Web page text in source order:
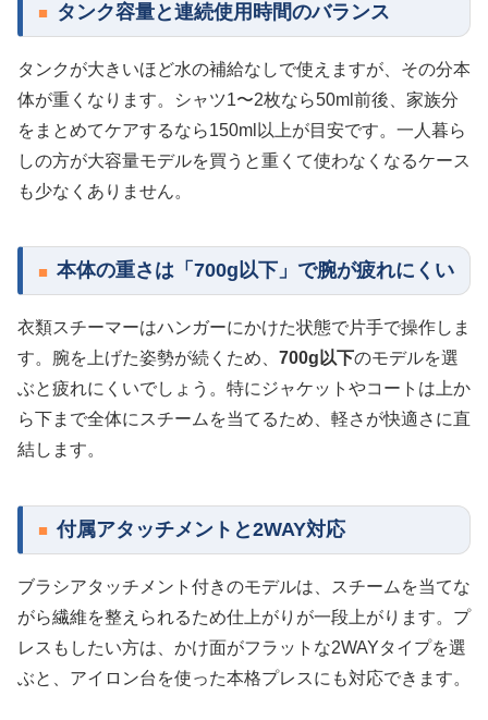
タンク容量と連続使用時間のバランス
タンクが大きいほど水の補給なしで使えますが、その分本
体が重くなります。シャツ1〜2枚なら50ml前後、家族分
をまとめてケアするなら150ml以上が目安です。一人暮ら
しの方が大容量モデルを買うと重くて使わなくなるケース
も少なくありません。
本体の重さは「700g以下」で腕が疲れにくい
衣類スチーマーはハンガーにかけた状態で片手で操作しま
す。腕を上げた姿勢が続くため、 700g以下のモデルを選
ぶと疲れにくいでしょう。特にジャケットやコートは上か
ら下まで全体にスチームを当てるため、軽さが快適さに直
結します。
付属アタッチメントと2WAY対応
ブラシアタッチメント付きのモデルは、スチームを当てな
がら繊維を整えられるため仕上がりが一段上がります。プ
レスもしたい方は、かけ面がフラットな2WAYタイプを選
ぶと、アイロン台を使った本格プレスにも対応できます。